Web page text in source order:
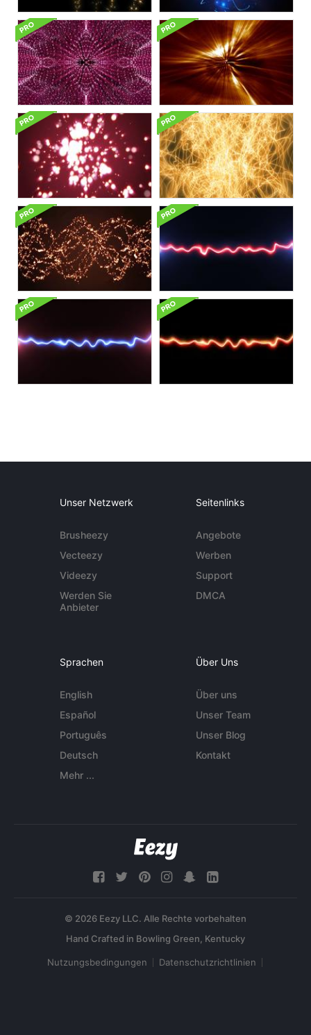
Unser Netzwerk
Brusheezy
Vecteezy
Videezy
Werden Sie
Anbieter
Seitenlinks
Angebote
Werben
Support
DMCA
Sprachen
English
Español
Português
Deutsch
Mehr ...
Über Uns
Über uns
Unser Team
Unser Blog
Kontakt
© 2026 Eezy LLC. Alle Rechte vorbehalten
Nutzungsbedingungen Datenschutzrichtlinien